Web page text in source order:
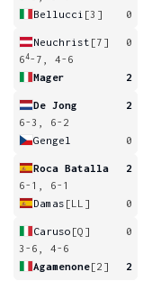
Bellucci [3] 0
Neuchrist [7]
0
64-7, 4-6
Mager
2
De Jong
2
6-3, 6-2
Gengel
0
Roca Batalla
2
6-1, 6-1
Damas [LL] 0
Caruso [Q]
0
3-6, 4-6
Agamenone[2] 2